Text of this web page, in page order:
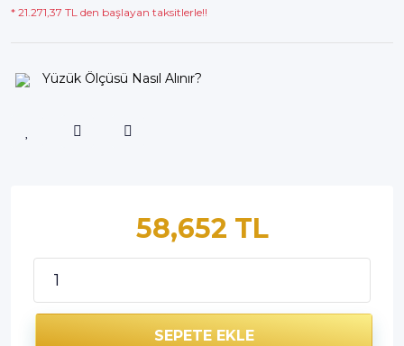
* 21.271,37 TL den başlayan taksitlerle!!
Yüzük Ölçüsü Nasıl Alınır?
58,652 TL
SEPETE EKLE